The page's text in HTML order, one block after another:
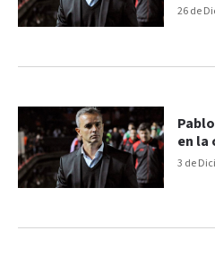
26 de
3 de
en la